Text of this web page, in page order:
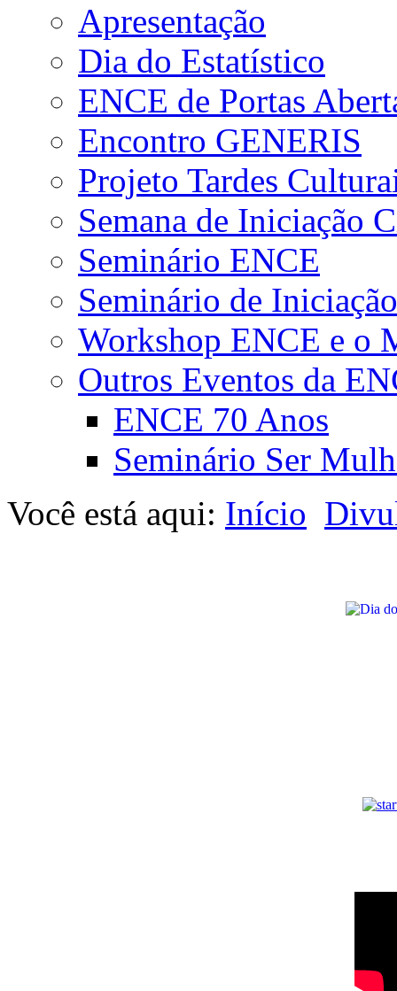
Apresentação
Dia do Estatístico
ENCE de Portas
Encontro GENERIS
Projeto Tardes
Semana de Iniciação
Seminário ENCE
Seminário de
Workshop ENCE e o
Outros Eventos da
ENCE 70 Anos
Seminário Ser
Você está aqui: Início